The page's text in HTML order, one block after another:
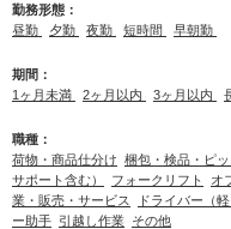
勤務形態：
昼勤
夕勤 夜勤 短時間 早朝勤
期間：
1ヶ月未満
2ヶ月以内 3ヶ月以内
職種：
荷物・商品仕分け 梱包・検品・ピ
サポート含む）
フォークリフト オ
業・販売・サービス
ドライバー（
ー助手 引越し作業 その他